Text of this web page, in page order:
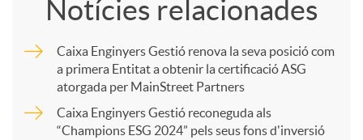
m
Notícies relacionades
Caixa Enginyers Gestió renova la seva posició com
a primera Entitat a obtenir la certificació ASG
atorgada per MainStreet Partners
Caixa Enginyers Gestió reconeguda als
“Champions ESG 2024” pels seus fons d'inversió